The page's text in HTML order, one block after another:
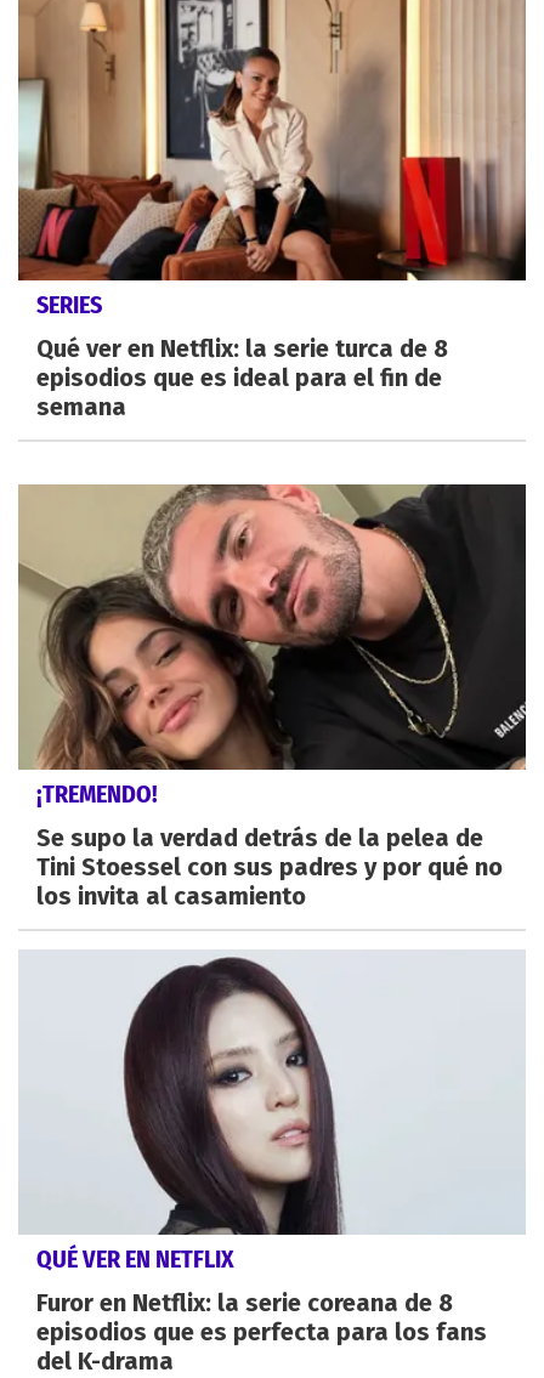
SERIES
Qué ver en Netflix: la serie turca de 8
episodios que es ideal para el fin de
semana
¡TREMENDO!
Se supo la verdad detrás de la pelea de
Tini Stoessel con sus padres y por qué no
los invita al casamiento
QUÉ VER EN NETFLIX
Furor en Netflix: la serie coreana de 8
episodios que es perfecta para los fans
del K-drama